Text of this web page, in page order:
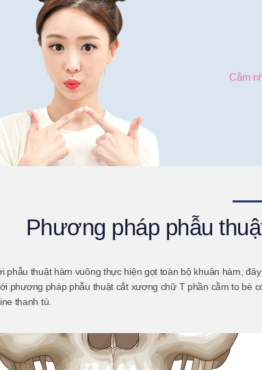
Cằm
Phương pháp phẫu
phẫu thuật hàm vuông thực hiện gọt toàn bộ khuân hàm,
phương pháp phẫu thuật cắt xương chữ T phần cằm to bè
thanh tú.